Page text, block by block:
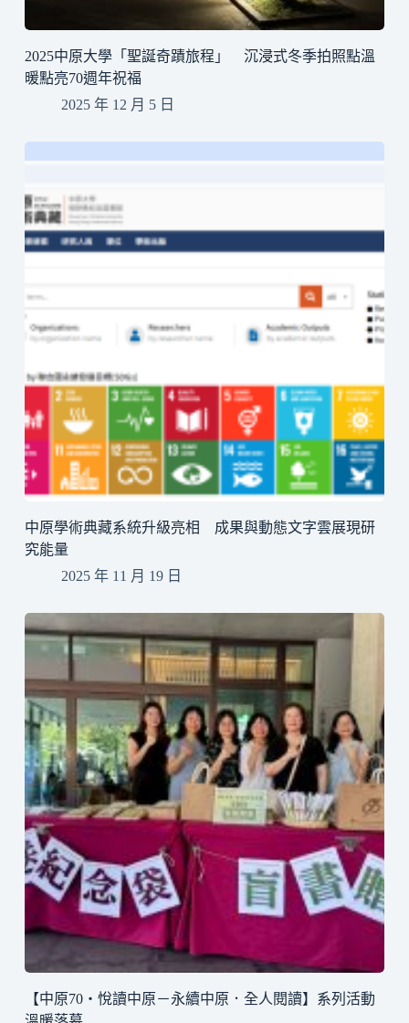
2025中原大學「聖誕奇蹟旅程」 沉浸式冬季拍照點溫
暖點亮70週年祝福
2025 年 12 月 5 日
中原學術典藏系統升級亮相 成果與動態文字雲展現研
究能量
2025 年 11 月 19 日
【中原70・悅讀中原－永續中原．全人閱讀】系列活動